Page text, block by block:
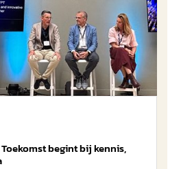
begint bij kennis,